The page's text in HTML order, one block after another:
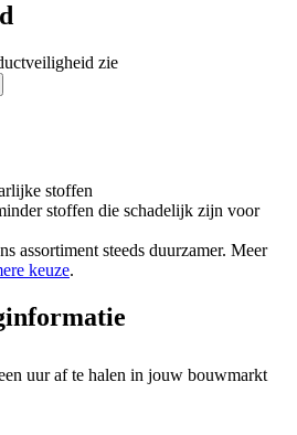
zie
stoffen
stoffen die schadelijk zijn voor
assortiment steeds duurzamer. Meer
keuze.
uur af te halen in jouw bouwmarkt